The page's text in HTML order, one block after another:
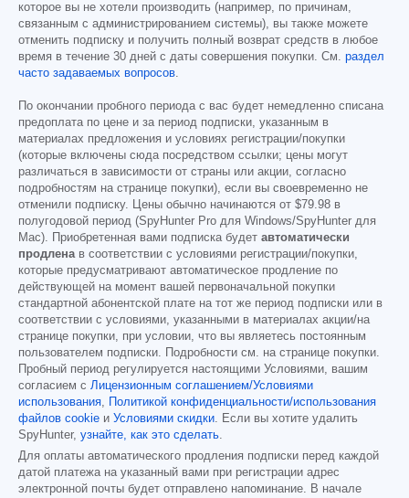
которое вы не хотели производить (например, по причинам,
связанным с администрированием системы), вы также можете
отменить подписку и получить полный возврат средств в любое
время в течение 30 дней с даты совершения покупки. См. раздел
часто задаваемых вопросов.
По окончании пробного периода с вас будет немедленно списана
предоплата по цене и за период подписки, указанным в
материалах предложения и условиях регистрации/покупки
(которые включены сюда посредством ссылки; цены могут
различаться в зависимости от страны или акции, согласно
подробностям на странице покупки), если вы своевременно не
отменили подписку. Цены обычно начинаются от $79.98 в
полугодовой период (SpyHunter Pro для Windows/SpyHunter для
Mac). Приобретенная вами подписка будет автоматически
продленав соответствии с условиями регистрации/покупки,
которые предусматривают автоматическое продление по
действующей на момент вашей первоначальной покупки
стандартной абонентской плате на тот же период подписки или в
соответствии с условиями, указанными в материалах акции/на
странице покупки, при условии, что вы являетесь постоянным
пользователем подписки. Подробности см. на странице покупки.
Пробный период регулируется настоящими Условиями, вашим
согласием с Лицензионным соглашением/Условиями
использования,
Политикой конфиденциальности/использования
файлов cookie и Условиями скидки. Если вы хотите удалить
SpyHunter, узнайте, как это сделать.
Для оплаты автоматического продления подписки перед каждой
датой платежа на указанный вами при регистрации адрес
электронной почты будет отправлено напоминание. В начале